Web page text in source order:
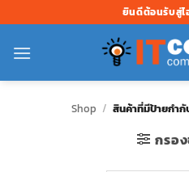
ไป
ยัง
ยินดีต้อนรับสู่ไ
Shop / สินค้าที่มีป้ายกำกั
กรอ